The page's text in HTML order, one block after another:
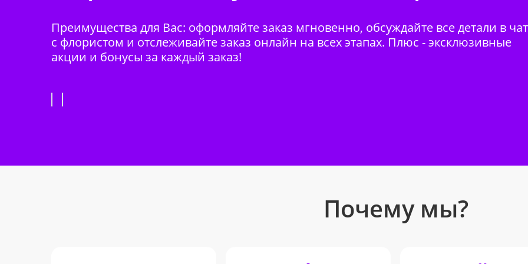
Преимущества для Вас: оформляйте заказ мгновенно, обсуждайте все детали в
с флористом и отслеживайте заказ онлайн на всех этапах. Плюс - эксклюзивные
акции и бонусы за каждый заказ!
Почему мы?